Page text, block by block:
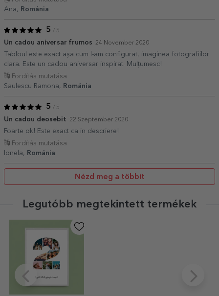
Ana,
Románia
5 / 5
Un cadou aniversar frumos 24 November 2020
Tabloul este exact așa cum l-am configurat, imaginea fotografiilor
clara. Este un cadou aniversar inspirat. Mulțumesc!
Fordítás mutatása
Saulescu Ramona,
Románia
5 / 5
Un cadou deosebit 22 Szeptember 2020
Foarte ok! Este exact ca in descriere!
Fordítás mutatása
Ionela,
Románia
Nézd meg a többit
Legutóbb megtekintett termékek